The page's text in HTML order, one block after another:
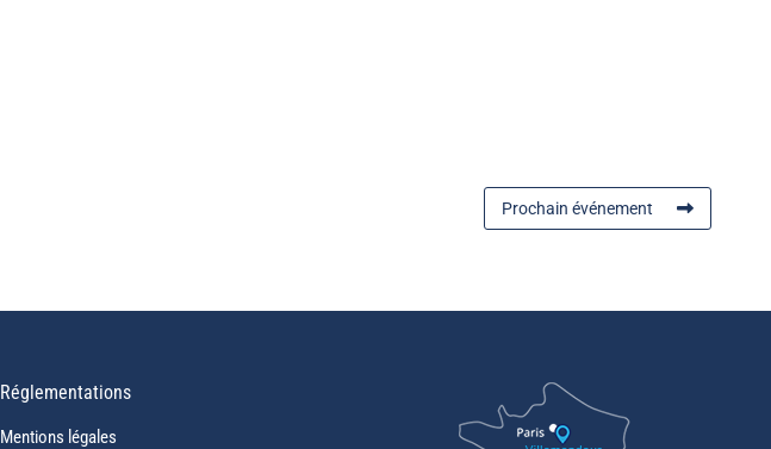
Prochain événement
Réglementations
Mentions légales